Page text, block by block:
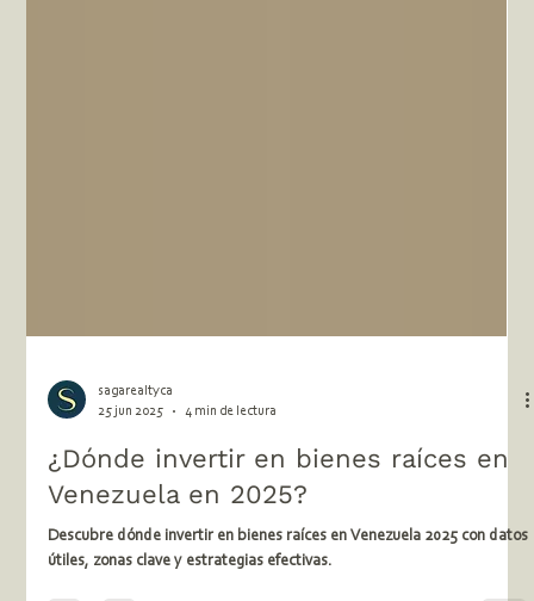
sagarealtyca
25 jun 2025
4 min de lectura